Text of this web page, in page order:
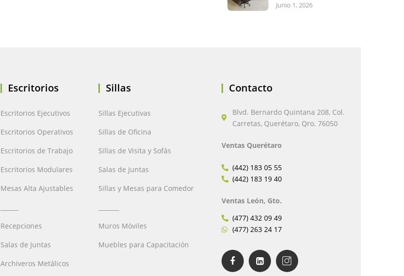
Junio 1, 2026
Escritorios
Escritorios Ejecutivos
Escritorios Operativos
Escritorios de Trabajo
Escritorios Modulares
Mesas Alta Ajustables
Recepciones
Salas de Juntas
Archiveros Metálicos
Sillas
Sillas Ejecutivas
Sillas de Oficina
Sillas de Visita y Sofás
Salas de Juntas
Sillas y Mesas para Comedor
Muros Móviles
Muebles para Capacitación
Contacto
Blvd. Bernardo Quintana 208, Col.
Carretas, Querétaro, Qro. 76050
Ventas Querétaro
(442) 183 05 55
(442) 183 19 40
Ventas León, Gto.
(477) 432 09 49
(477) 263 24 17